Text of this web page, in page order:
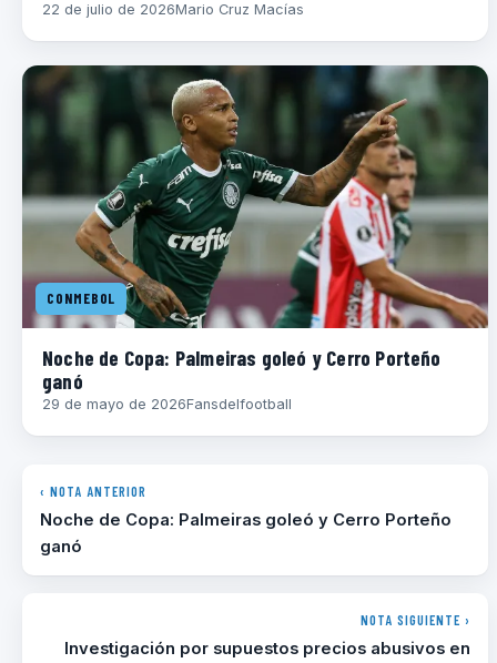
22 de julio de 2026Mario Cruz Macías
CONMEBOL
Noche de Copa: Palmeiras goleó y Cerro Porteño
ganó
29 de mayo de 2026Fansdelfootball
‹ NOTA ANTERIOR
Noche de Copa: Palmeiras goleó y Cerro Porteño
ganó
NOTA SIGUIENTE ›
Investigación por supuestos precios abusivos en